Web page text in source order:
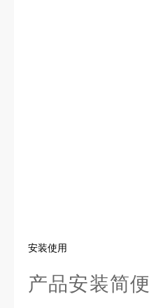
安装使用
产品安装简